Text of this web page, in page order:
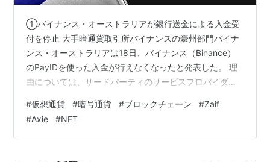
①バイナンス・オーストラリアが銀行送金による入金受
付を停止 大手暗通貨取引所バイナンスの豪州部門バイナ
ンス・オーストラリアは18日、バイナンス（Binance）
のPayIDを使った入金が行えなくなったと発表した。 理
由については、サードパーティのサービスプロバイダー
と銀行送金による入金自体ができず、また、銀行送金を
介した出金も影響を受けることになるという。出金につ
いては停止時期が分かりしだい報告するとのことであ
#仮想通貨 #暗号通貨 #ブロックチェーン #Zaif
#Axie #NFT